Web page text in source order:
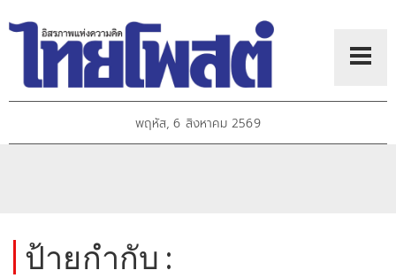
พฤหัส, 6 สิงหาคม 2569
ป้ายกำกับ :